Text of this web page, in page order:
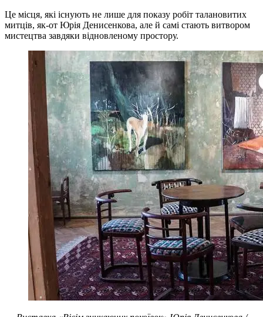
Це місця, які існують не лише для показу робіт талановитих
митців, як-от Юрія Денисенкова, але й самі стають витвором
мистецтва завдяки відновленому простору.